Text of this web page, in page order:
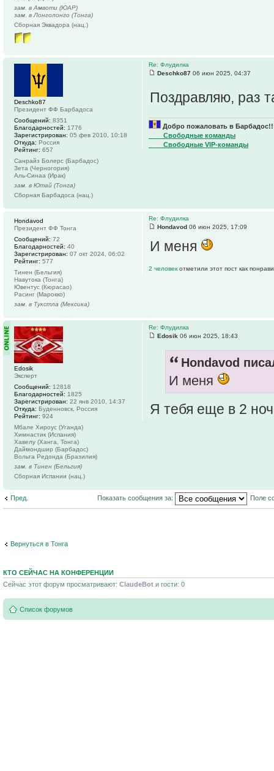
зам. в Амвоти (ЮАР)
зам. в Лонголонго (Тонга)
Сборная Эквадора (нац.)
Re: Флудилка
Deschko87 06 июн 2025, 04:37
Поздравляю, раз
Добро пожаловать в
____Свободные команды
____Свободные VIP-команды
Deschko87
Президент ФФ Барбадоса
Сообщений: 8351
Благодарностей: 1776
Зарегистрирован: 05 фев 2010, 10:18
Откуда: Россия
Рейтинг: 657
Санрайз Болерс (Барбадос)
Зета (Черногория)
Аль-Синаа (Ирак)
зам. в Ютай (Тонга)
Сборная Барбадоса (нац.)
Re: Флудилка
Hondavod 06 июн 2025, 17:09
И меня
2 человек отметили этот пост как
Hondavod
Президент ФФ Тонга
Сообщений: 72
Благодарностей: 40
Зарегистрирован: 07 окт 2024, 06:02
Рейтинг: 577
Тинен (Бельгия)
Навутока (Тонга)
Ювентус (Кюрасао)
Расинг (Марокко)
зам. в Тукстла (Мексика)
Re: Флудилка
Edosik 06 июн 2025, 18:43
Hondavod
И меня
Я тебя еще в 2
Edosik
Эксперт
Сообщений: 12818
Благодарностей: 1825
Зарегистрирован: 22 янв 2010, 14:37
Откуда: Буденновск, Россия
Рейтинг: 924
Мбале Хироус (Уганда)
Химнастик (Испания)
Хавелу (Ханга, Тонга)
Даймондшир (Барбадос)
Вольта Редонда (Бразилия)
зам. в Тинен (Бельгия)
Сборная Испании (нац.)
Пред. Показать сообщения за: Поле
Вернуться в Тонга
КТО СЕЙЧАС НА КОНФЕРЕНЦИИ
Сейчас этот форум просматривают: ClaudeBot и гости: 0
Список форумов